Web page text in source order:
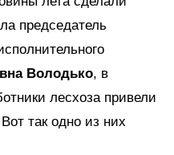
председатель
Володько, в
лесхоза привели
так одно из них